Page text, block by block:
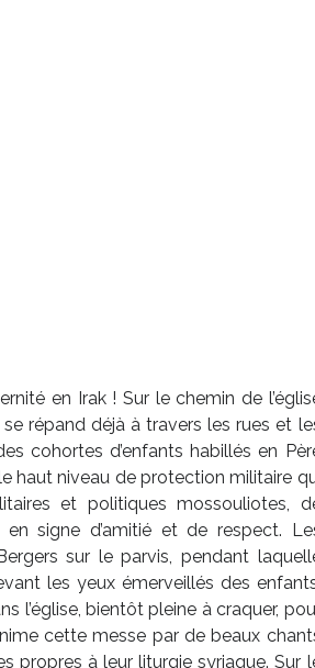
en Irak ! Sur le chemin de
répand déjà à travers les rues et
cohortes d’enfants habillés en
haut niveau de protection militaire
et politiques mossouliotes,
signe d’amitié et de respect.
sur le parvis, pendant
les yeux émerveillés des
l’église, bientôt pleine à craquer,
cette messe par de beaux
propres à leur liturgie syriaque. Sur